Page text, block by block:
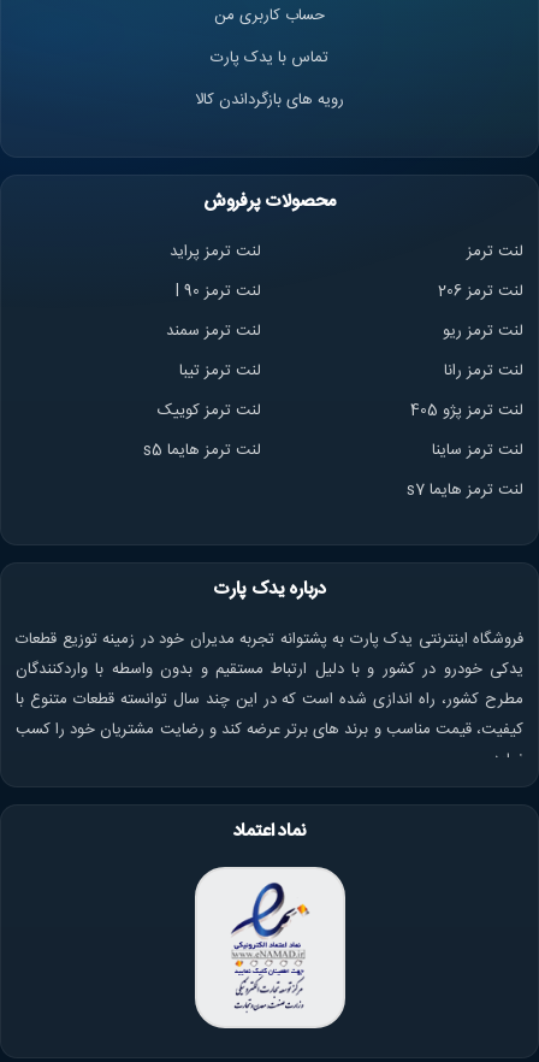
حساب کاربری من
تماس با یدک پارت
رویه های بازگرداندن کالا
محصولات پرفروش
لنت ترمز
لنت ترمز پراید
لنت ترمز 206
لنت ترمز l 90
لنت ترمز ریو
لنت ترمز سمند
لنت ترمز رانا
لنت ترمز تیبا
لنت ترمز پژو 405
لنت ترمز کوییک
لنت ترمز ساینا
لنت ترمز هایما s5
لنت ترمز هایما s7
درباره یدک پارت
فروشگاه اینترنتی یدک پارت به پشتوانه تجربه مدیران خود در زمینه توزیع قطعات
یدکی خودرو در کشور و با دلیل ارتباط مستقیم و بدون واسطه با واردکنندگان
مطرح کشور، راه اندازی شده است که در این چند سال توانسته قطعات متنوع با
کیفیت، قیمت مناسب و برند های برتر عرضه کند و رضایت مشتریان خود را کسب
نماید.
نماد اعتماد